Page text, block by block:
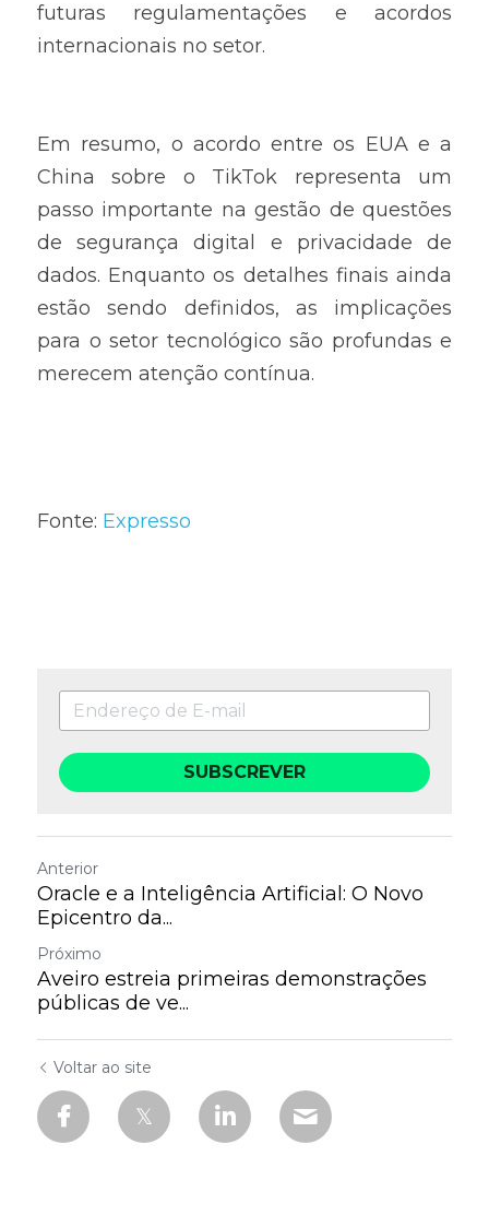
futuras regulamentações e acordos
internacionais no setor.
Em resumo, o acordo entre os EUA e a
China sobre o TikTok representa um
passo importante na gestão de questões
de segurança digital e privacidade de
dados. Enquanto os detalhes finais ainda
estão sendo definidos, as implicações
para o setor tecnológico são profundas e
merecem atenção contínua.
Fonte: Expresso
SUBSCREVER
Anterior
Oracle e a Inteligência Artificial: O Novo
Epicentro da...
Próximo
Aveiro estreia primeiras demonstrações
públicas de ve...
Voltar ao site